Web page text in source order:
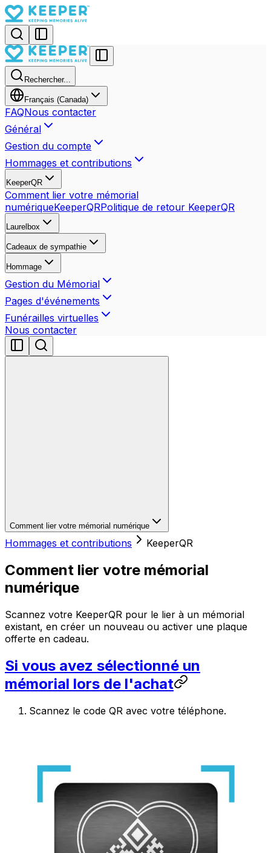
Rechercher...
Français (Canada)
FAQNous contacter
Général
Gestion du compte
Hommages et contributions
KeeperQR
Comment lier votre mémorial
numériqueKeeperQRPolitique de retour KeeperQR
Laurelbox
Cadeaux de sympathie
Hommage
Gestion du Mémorial
Pages d'événements
Funérailles virtuelles
Nous contacter
Comment lier votre mémorial numérique
Hommages et contributions KeeperQR
Comment lier votre mémorial
numérique
Scannez votre KeeperQR pour le lier à un mémorial
existant, en créer un nouveau ou activer une plaque
offerte en cadeau.
Si vous avez sélectionné un
mémorial lors de l'achat
Scannez le code QR avec votre téléphone.